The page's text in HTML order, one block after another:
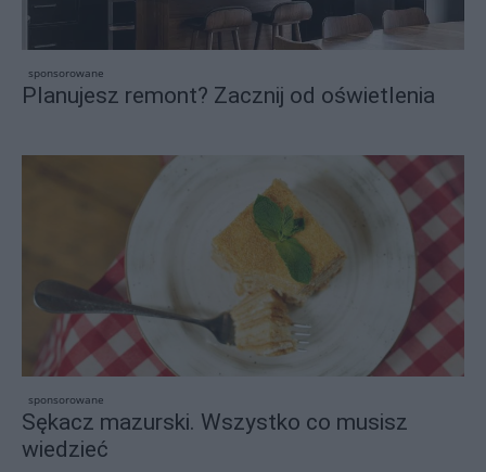
sponsorowane
Planujesz remont? Zacznij od oświetlenia
sponsorowane
Sękacz mazurski. Wszystko co musisz
wiedzieć